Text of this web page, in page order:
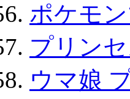
ポケモ
プリン
ウマ娘